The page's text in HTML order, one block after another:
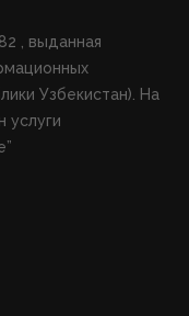
, выданная
Узбекистан). На
услуги